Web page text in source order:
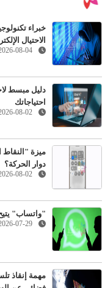
خبراء
الاحتيال
08-04
دليل مبسط
احتياجاتك
08-02
ميزة
دوار الحركة؟
08-02
"واتساب"
07-29
مهمة إنقاذ